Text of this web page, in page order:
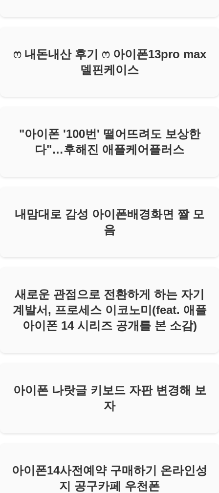
ෆ 내돈내산 후기 ෆ 아이폰13pro max
델핀케이스
"아이폰 '100번' 떨어뜨려도 보상한
다"…후해진 애플케어플러스
내맘대로 감성 아이폰배경화면 짤 모
음
새로운 관점으로 전환하게 하는 자기
계발서, 프로세스 이코노미(feat. 애플
아이폰 14 시리즈 공개를 본 소감)
아이폰 나랏글 키보드 자판 변경해 보
자
아이폰14사전예약 구매하기 온라인성
지 공구카페 우천폰